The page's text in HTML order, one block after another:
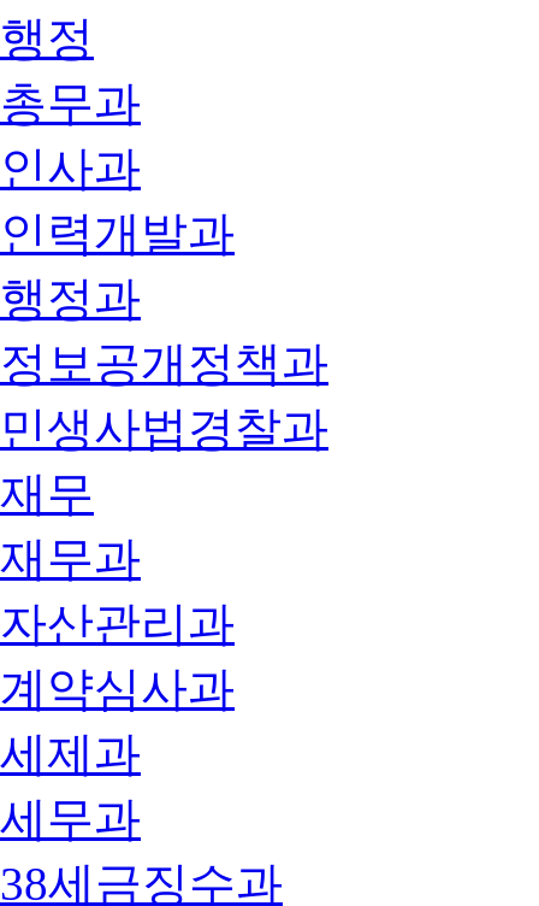
행정
총무과
인사과
인력개발과
행정과
정보공개정책과
민생사법경찰과
재무
재무과
자산관리과
계약심사과
세제과
세무과
38세금징수과